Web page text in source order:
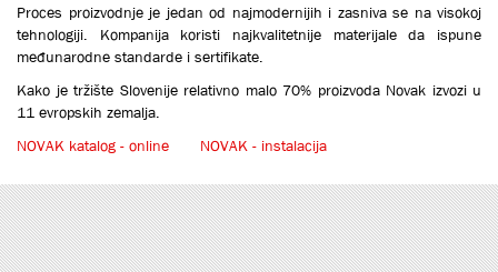
Proces proizvodnje je jedan od najmodernijih i zasniva se na visokoj
tehnologiji. Кompanija koristi najkvalitetnije materijale da ispune
međunarodne standarde i sertifikate.
Кako je tržište Slovenije relativno malo 70% proizvoda Novak izvozi u
11 evropskih zemalja.
NOVAK katalog - online
NOVAK - instalacija